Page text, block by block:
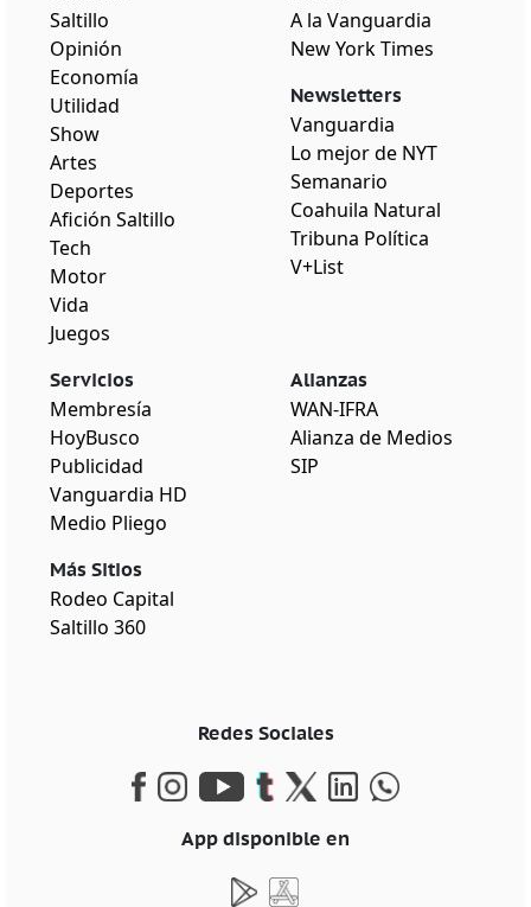
Saltillo
Opinión
Economía
Utilidad
Show
Artes
Deportes
Afición Saltillo
Tech
Motor
Vida
Juegos
A la Vanguardia
New York Times
Newsletters
Vanguardia
Lo mejor de NYT
Semanario
Coahuila Natural
Tribuna Política
V+List
Servicios
Membresía
HoyBusco
Publicidad
Vanguardia HD
Medio Pliego
Más Sitios
Rodeo Capital
Saltillo 360
Alianzas
WAN-IFRA
Alianza de Medios
SIP
Redes Sociales
App disponible en